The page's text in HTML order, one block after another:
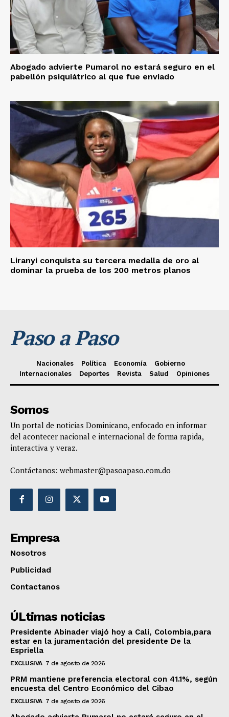
Abogado advierte Pumarol no estará seguro en el
pabellón psiquiátrico al que fue enviado
Liranyi conquista su tercera medalla de oro al
dominar la prueba de los 200 metros planos
Paso a Paso
Nacionales Política Economía
Gobierno
Internacionales
Deportes Revista Salud Opiniones
Somos
Un portal de noticias Dominicano, enfocado en informar
del acontecer nacional e internacional de forma rapida,
interactiva y veraz.
Contáctanos: webmaster@pasoapaso.com.do
Empresa
Nosotros
Publicidad
Contactanos
ÚLtimas noticias
Presidente Abinader viajó hoy a Cali, Colombia,para
estar en la juramentación del presidente De la
Espriella
EXCLUSIVA 7 de agosto de 2026
PRM mantiene preferencia electoral con 41.1%, según
encuesta del Centro Económico del Cibao
EXCLUSIVA 7 de agosto de 2026